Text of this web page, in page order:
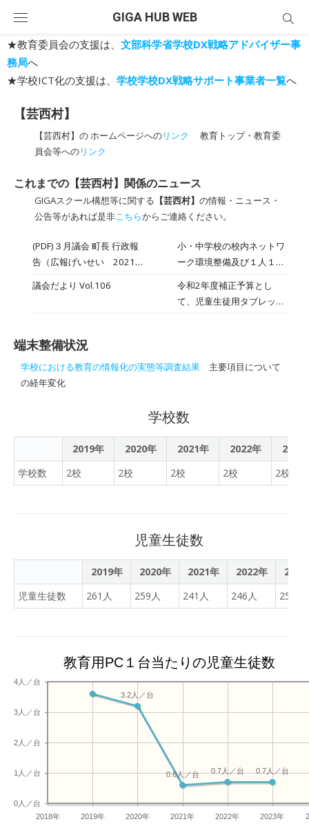
content
GIGA HUB WEB
★教育委員会の支援は、 文部科学省学校DX戦略アドバイザー事
務局へ
★学校ICT化の支援は、 学校学校DX戦略サポート事業者一覧へ
【芸西村】
【芸西村】の ホームページへのリンク
教育トップ・教育委
員会等へのリンク
これまでの【芸西村】関係のニュース
GIGAスクール構想等に関する 【芸西村】 の情報・ニュース・
公告等があれば是非こちらからご連絡ください。
(PDF)３月議会 町長 行政報
告（広報げいせい 2021
小・中学校の校内ネットワ
ーク環境整備及び１人１台
末の完了を予定していま
す。電子黒板は、12月に導
議会だより Vol.106
令和2年度補正予算とし
て、児童生徒用タブレット
端末整備状況
学校における教育の情報化の実態等調査結果 主要項目について
の経年変化
学校数
2019年 2020年 2021年 2022年
2023
学校数
2校 2校 2校 2校 2校
児童生徒数
2019年 2020年 2021年 2022年
2023
児童生徒数
261人 259人 241人 246人 256人
教育用PC１台当たりの児童生徒数
2018年 2019年 2020年 2021年 2022年 2023年
0人／台
1人／台
2人／台
3人／台
4人／台
0.7人／台
0.7人／台
0.6人／台
3.2人／台